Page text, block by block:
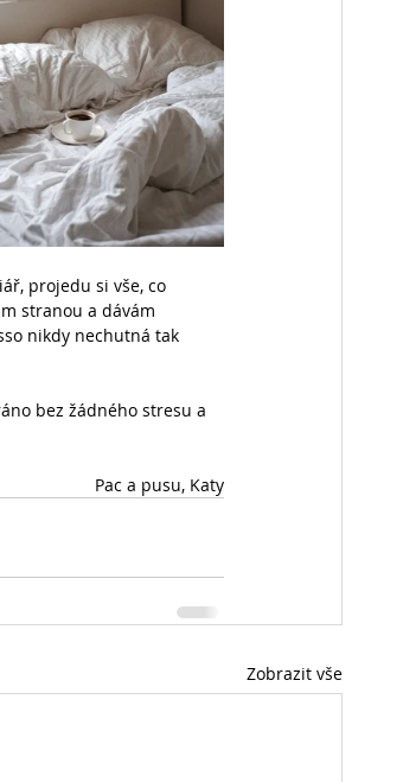
projedu si vše, co
stranou a dávám
nikdy nechutná tak
bez žádného stresu a
Pac a pusu, Katy
Zobrazit vše